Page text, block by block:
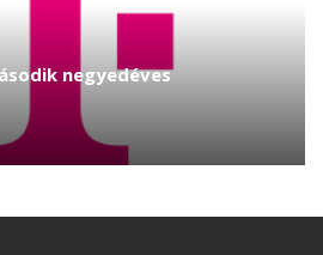
negyedéves